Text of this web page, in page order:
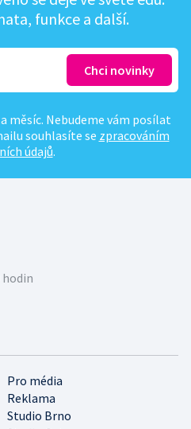
funkce a další.
měsíc. Nebudeme vám posílat
souhlasíte se zpracováním
údajů.